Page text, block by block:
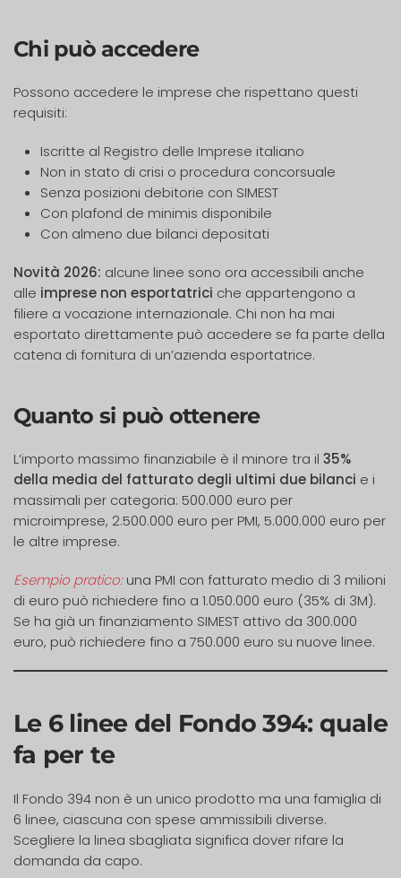
Chi può accedere
Possono accedere le imprese che rispettano questi
requisiti:
Iscritte al Registro delle Imprese italiano
Non in stato di crisi o procedura concorsuale
Senza posizioni debitorie con SIMEST
Con plafond de minimis disponibile
Con almeno due bilanci depositati
Novità 2026: alcune linee sono ora accessibili anche
alle imprese non esportatrici che appartengono a
filiere a vocazione internazionale. Chi non ha mai
esportato direttamente può accedere se fa parte della
catena di fornitura di un’azienda esportatrice.
Quanto si può ottenere
L’importo massimo finanziabile è il minore tra il 35%
della media del fatturato degli ultimi due bilanci e i
massimali per categoria: 500.000 euro per
microimprese, 2.500.000 euro per PMI, 5.000.000 euro per
le altre imprese.
Esempio pratico:una PMI con fatturato medio di 3 milioni
di euro può richiedere fino a 1.050.000 euro (35% di 3M).
Se ha già un finanziamento SIMEST attivo da 300.000
euro, può richiedere fino a 750.000 euro su nuove linee.
Le 6 linee del Fondo 394: quale
fa per te
Il Fondo 394 non è un unico prodotto ma una famiglia di
6 linee, ciascuna con spese ammissibili diverse.
Scegliere la linea sbagliata significa dover rifare la
domanda da capo.